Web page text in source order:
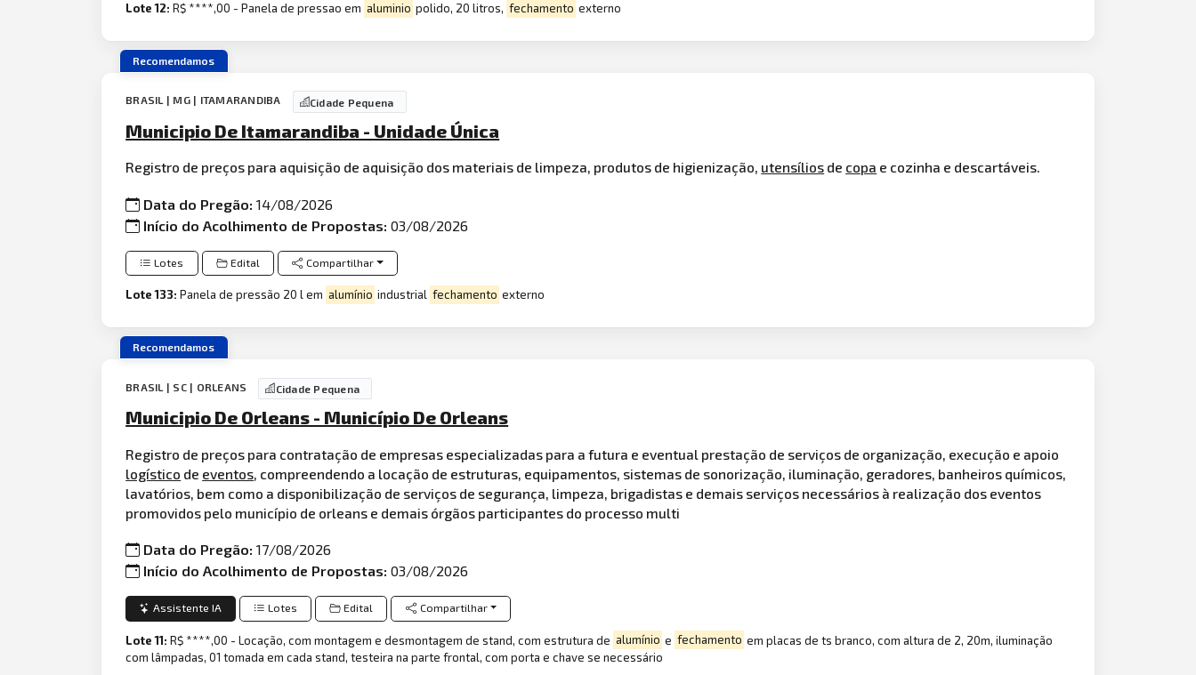
Lote 12:R$ ****,00 - Panela de pressao em aluminio polido, 20 litros, fechamento externo
Recomendamos
BRASIL | MG | ITAMARANDIBA Cidade Pequena
Municipio De Itamarandiba - Unidade Única
Registro de preços para aquisição de aquisição dos materiais de limpeza, produtos de higienização, utensílios de copa e cozinha e descartáveis.
Data do Pregão:14/08/2026
Início do Acolhimento de Propostas:03/08/2026
Lotes Edital Compartilhar
Lote 133:Panela de pressão 20 l em alumínio industrial fechamento externo
Recomendamos
BRASIL | SC | ORLEANS Cidade Pequena
Municipio De Orleans - Município De Orleans
Registro de preços para contratação de empresas especializadas para a futura e eventual prestação de serviços de organização, execução e apoio
logístico de eventos , compreendendo a locação de estruturas, equipamentos, sistemas de sonorização, iluminação, geradores, banheiros químicos,
lavatórios, bem como a disponibilização de serviços de segurança, limpeza, brigadistas e demais serviços necessários à realização dos eventos
promovidos pelo município de orleans e demais órgãos participantes do processo multi
Data do Pregão:17/08/2026
Início do Acolhimento de Propostas:03/08/2026
Assistente IA Lotes Edital Compartilhar
Lote 11:R$ ****,00 - Locação, com montagem e desmontagem de stand, com estrutura de alumínio e fechamento em placas de ts branco, com altura de 2, 20m, iluminação
com lâmpadas, 01 tomada em cada stand, testeira na parte frontal, com porta e chave se necessário